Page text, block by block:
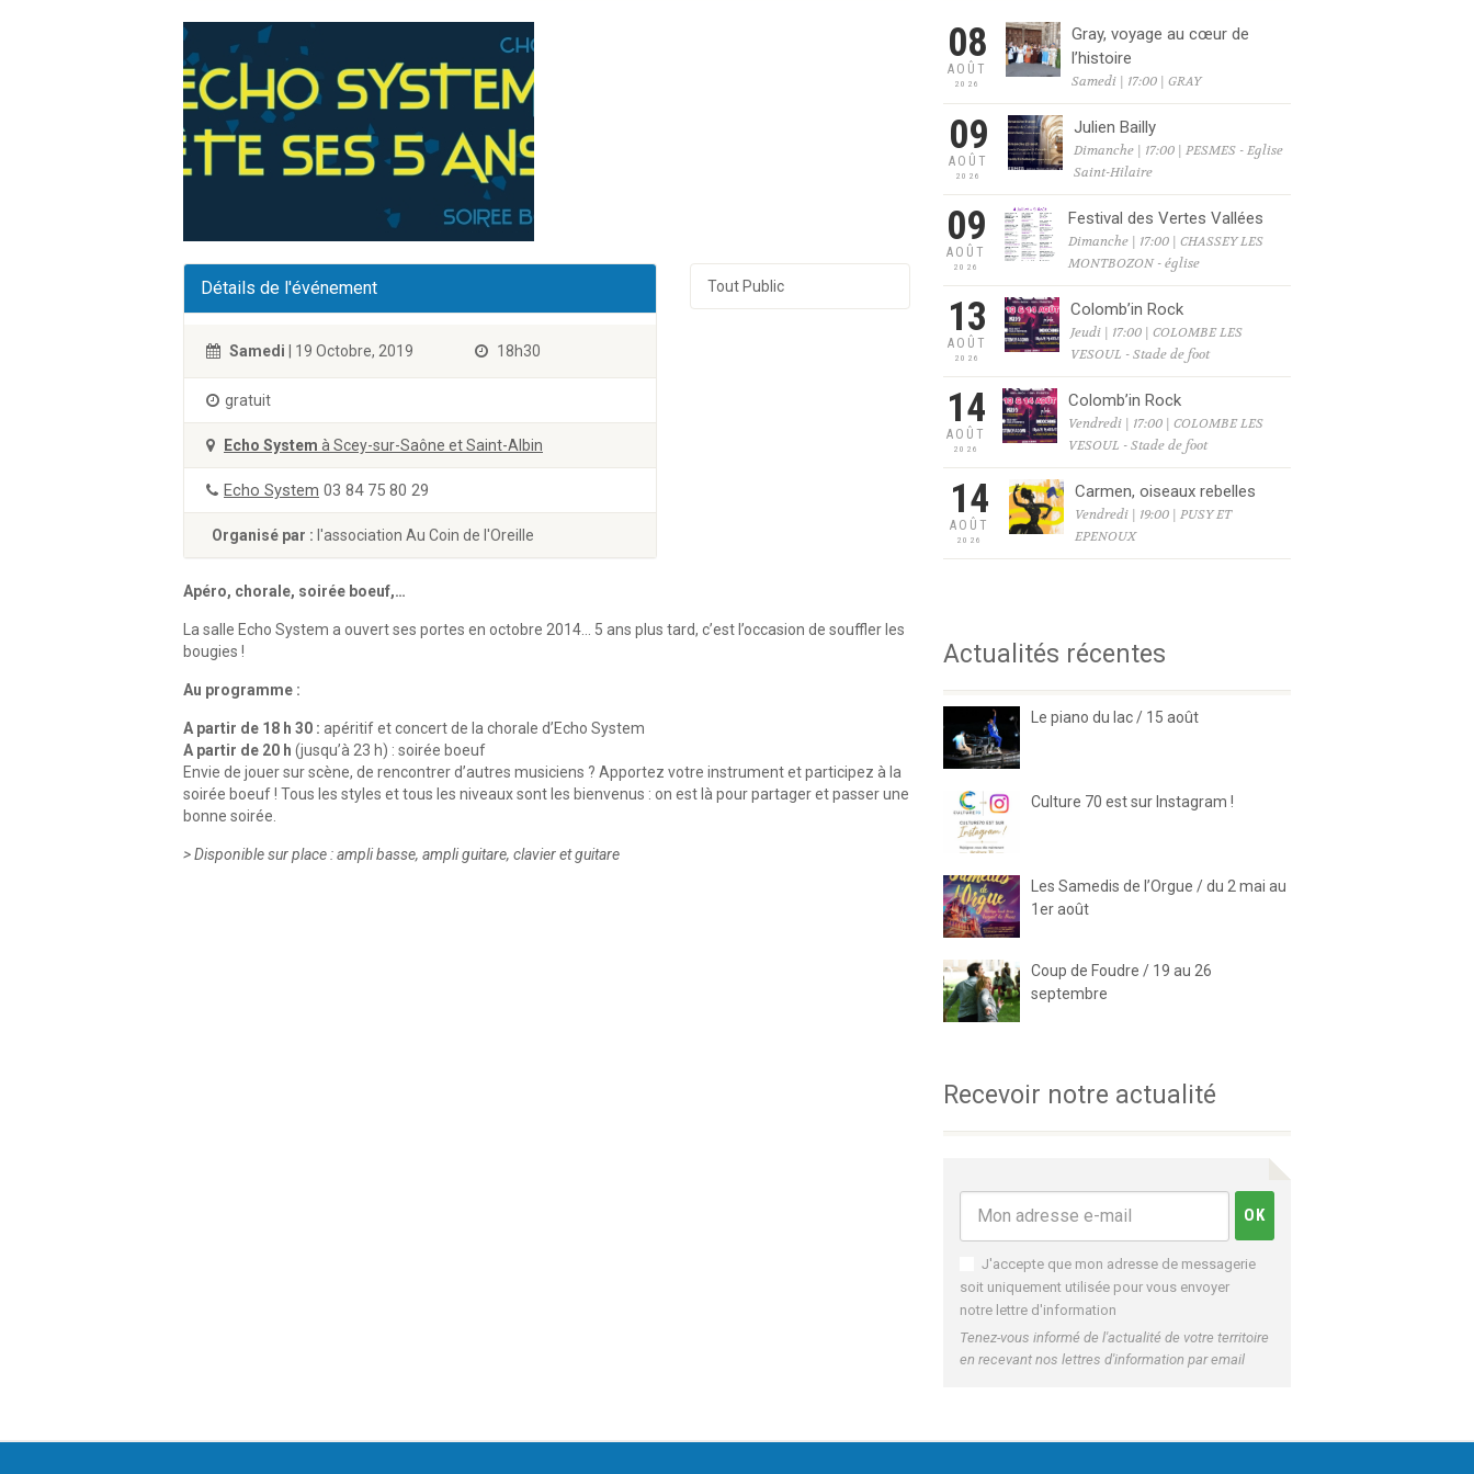
Détails de l'événement
Samedi | 19 Octobre, 2019 18h30
gratuit
Echo System à Scey-sur-Saône et Saint-Albin
Echo System 03 84 75 80 29
Organisé par : l'association Au Coin de l'Oreille
Tout Public
Apéro, chorale, soirée boeuf,…
La salle Echo System a ouvert ses portes en octobre 2014… 5 ans plus tard, c’est l’occasion de souffler les
bougies !
Au programme :
A partir de 18 h 30 : apéritif et concert de la chorale d’Echo System
A partir de 20 h (jusqu’à 23 h) : soirée boeuf
Envie de jouer sur scène, de rencontrer d’autres musiciens ? Apportez votre instrument et participez à la
soirée boeuf ! Tous les styles et tous les niveaux sont les bienvenus : on est là pour partager et passer une
bonne soirée.
> Disponible sur place : ampli basse, ampli guitare, clavier et guitare
08
AOÛT
2026
Gray, voyage au cœur de
l’histoire
Samedi | 17:00 | GRAY
09
AOÛT
2026
Julien Bailly
Dimanche | 17:00 | PESMES - Eglise
Saint-Hilaire
09
AOÛT
2026
Festival des Vertes Vallées
Dimanche | 17:00 | CHASSEY LES
MONTBOZON - église
13
AOÛT
2026
Colomb’in Rock
Jeudi | 17:00 | COLOMBE LES
VESOUL - Stade de foot
14
AOÛT
2026
Colomb’in Rock
Vendredi | 17:00 | COLOMBE LES
VESOUL - Stade de foot
14
AOÛT
2026
Carmen, oiseaux rebelles
Vendredi | 19:00 | PUSY ET
EPENOUX
Actualités récentes
Le piano du lac / 15 août
Culture 70 est sur Instagram !
Les Samedis de l’Orgue / du 2 mai au
1er août
Coup de Foudre / 19 au 26
septembre
Recevoir notre actualité
J'accepte que mon adresse de messagerie
soit uniquement utilisée pour vous envoyer
notre lettre d'information
Tenez-vous informé de l'actualité de votre territoire
en recevant nos lettres d'information par email